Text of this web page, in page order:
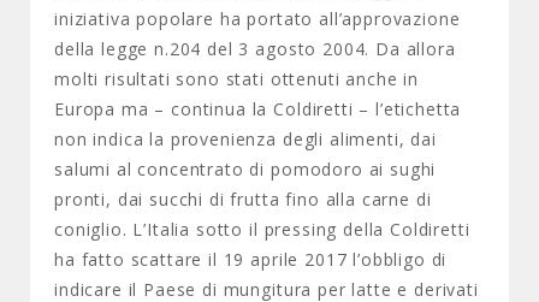
iniziativa popolare ha portato all’approvazione
della legge n.204 del 3 agosto 2004. Da allora
molti risultati sono stati ottenuti anche in
Europa ma – continua la Coldiretti – l’etichetta
non indica la provenienza degli alimenti, dai
salumi al concentrato di pomodoro ai sughi
pronti, dai succhi di frutta fino alla carne di
coniglio. L’Italia sotto il pressing della Coldiretti
ha fatto scattare il 19 aprile 2017 l’obbligo di
indicare il Paese di mungitura per latte e derivati